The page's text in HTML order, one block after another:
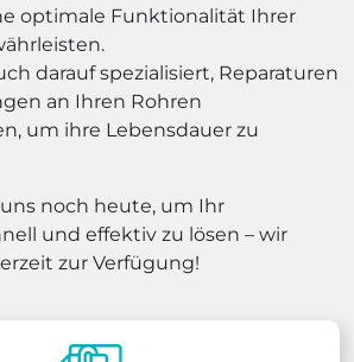
optimale Funktionalität Ihrer
darauf spezialisiert, Reparaturen
an Ihren Rohren
um ihre Lebensdauer zu
noch heute, um Ihr
und effektiv zu lösen – wir
zur Verfügung!